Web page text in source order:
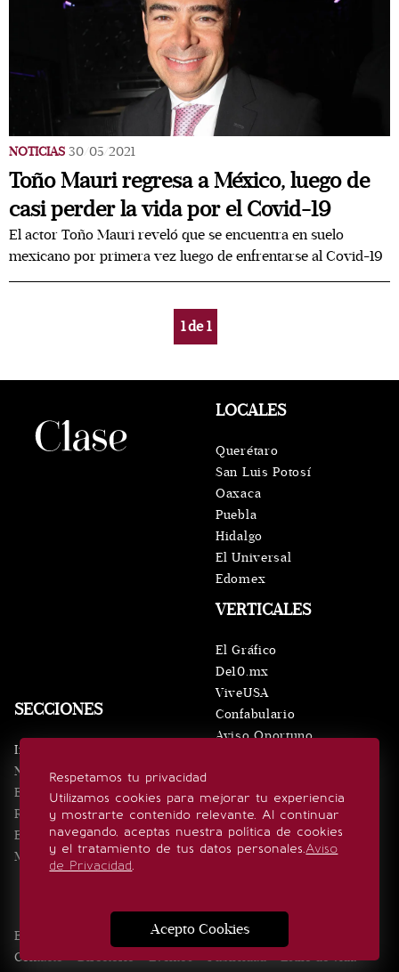
NOTICIAS 30/05/2021
Toño Mauri regresa a México, luego de
casi perder la vida por el Covid-19
El actor Toño Mauri reveló que se encuentra en suelo
mexicano por primera vez luego de enfrentarse al Covid-19
1de1
Respetamos tu privacidad
Utilizamos cookies para mejorar tu experiencia
y mostrarte contenido relevante. Al continuar
navegando, aceptas nuestra política de cookies
y el tratamiento de tus datos personales.Aviso
de Privacidad.
Acepto Cookies
SECCIONES
Inicio
Noticias
Eventos
Realeza
Estilo de vida
Minuto x Minuto
VERTICALES
El Gráfico
De10.mx
ViveUSA
Confabulario
Aviso Oportuno
LOCALES
Querétaro
San Luis Potosí
Oaxaca
Puebla
Hidalgo
El Universal
Edomex
SÍGUENOS
Edición Impresa Noticias Quiénes somos
Contacto
Directorio Eventos Publicidad
Estilo de vida